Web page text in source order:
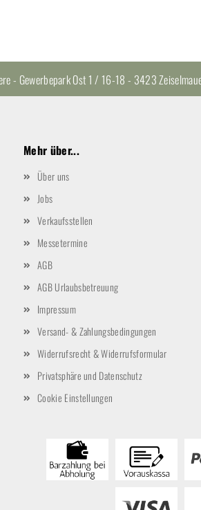
- Gewerbepark Ost 1 / 16-18 - 3423
Mehr über...
Über uns
Jobs
Verkaufsstellen
Messetermine
AGB
AGB Urlaubsbetreuung
Impressum
Versand- & Zahlungsbedingungen
Widerrufsrecht & Widerrufsformular
Privatsphäre und Datenschutz
Cookie Einstellungen